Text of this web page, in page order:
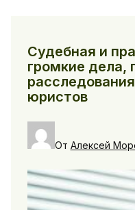
Судебная и
громкие дела,
юристов
От Алексей